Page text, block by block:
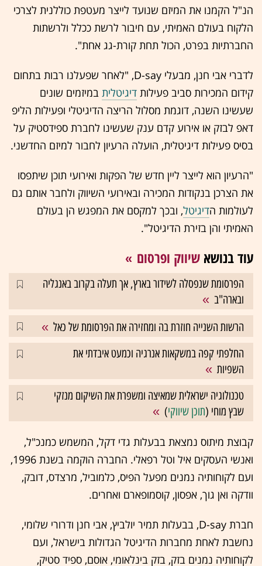
הנ"ל הקמנו את המיזם שנועד לייצר מעטפת כוללנית לצרכי
הלקוח בעולם האמיתי, עם חיבור לרשת ככלל ולרשתות
החברתיות בפרט, הכול תחת קורת-גג אחת".
לדברי אבי חנן, מבעלי D-say, "לאחר שפעלנו רבות בתחום
קידום המכירות סביב פעילות דיגיטלית במיזמים שונים
שעשינו השנה, דוגמת מסלול הריצה הדיגיטלי ופעילות הליפ
דאפ לבזק או אירוע קדם ענק שעשינו לחברת ספידסטיק על
בסיס פעילות דיגיטלית, הועלה הרעיון לחבור למיזם החדשני.
"הרעיון הוא לייצר ליין חדש של הפקות ואירועי תוכן שיתפסו
את הצרכן בנקודות המכירה ובאירועי השיווק ולחבר אותם גם
לעולמות הדיגיטל, ובכך למקסם את המפגש הן בעולם
האמיתי והן בזירת הדיגיטל".
עוד בנושא שיווק ופרסום
הפרסומת שנפסלה לשידור בארץ, אך תעלה בקרוב באנגליה
ובארה"ב
הרשות השנייה חוזרת בה ומחזירה את הפרסומת של כאל
החלפתי קפה במשקאות אנרגיה וכמעט איבדתי את
השפיות
טכנולוגיה ישראלית שמאיצה ומשפרת את השיקום מנזקי
שבץ מוחי (תוכן שיווקי)
קבוצת מיתוס נמצאת בבעלות גדי דקל, המשמש כמנכ"ל,
ואנשי העסקים איל וטל רפאלי. החברה הוקמה בשנת 1996,
ועם לקוחותיה נמנים מפעל הפיס, כלמוביל, מרצדס, דובק,
וודקה ואן גוך, אפסון, קוסמופארם ואחרים.
חברת D-say, בבעלות תמיר יולביץ, אבי חנן ודרורי שלומי,
נחשבת לאחת מחברות הדיגיטל הגדולות בישראל, ועם
לקוחותיה נמנים בזק, בזק בינלאומי, אוסם, ספיד סטיק,